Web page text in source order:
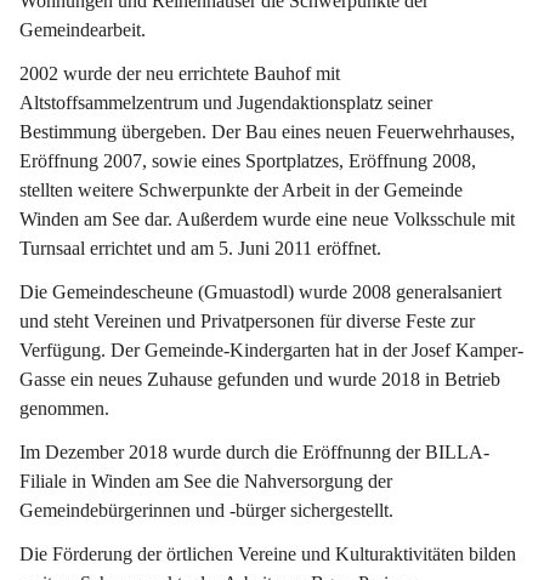
Gemeindearbeit.
2002 wurde der neu errichtete Bauhof mit
Altstoffsammelzentrum und Jugendaktionsplatz seiner
Bestimmung übergeben. Der Bau eines neuen Feuerwehrhauses,
Eröffnung 2007, sowie eines Sportplatzes, Eröffnung 2008,
stellten weitere Schwerpunkte der Arbeit in der Gemeinde
Winden am See dar. Außerdem wurde eine neue Volksschule mit
Turnsaal errichtet und am 5. Juni 2011 eröffnet.
Die Gemeindescheune (Gmuastodl) wurde 2008 generalsaniert
und steht Vereinen und Privatpersonen für diverse Feste zur
Verfügung. Der Gemeinde-Kindergarten hat in der Josef Kamper-
Gasse ein neues Zuhause gefunden und wurde 2018 in Betrieb
genommen.
Im Dezember 2018 wurde durch die Eröffnunng der BILLA-
Filiale in Winden am See die Nahversorgung der
Gemeindebürgerinnen und -bürger sichergestellt.
Die Förderung der örtlichen Vereine und Kulturaktivitäten bilden